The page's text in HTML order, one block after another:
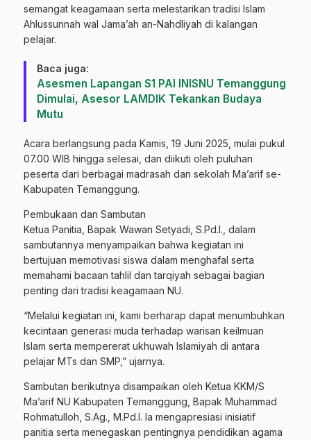
semangat keagamaan serta melestarikan tradisi Islam
Ahlussunnah wal Jama’ah an-Nahdliyah di kalangan
pelajar.
Baca juga:
Asesmen Lapangan S1 PAI INISNU Temanggung
Dimulai, Asesor LAMDIK Tekankan Budaya
Mutu
Acara berlangsung pada Kamis, 19 Juni 2025, mulai pukul
07.00 WIB hingga selesai, dan diikuti oleh puluhan
peserta dari berbagai madrasah dan sekolah Ma’arif se-
Kabupaten Temanggung.
Pembukaan dan Sambutan
Ketua Panitia, Bapak Wawan Setyadi, S.Pd.I., dalam
sambutannya menyampaikan bahwa kegiatan ini
bertujuan memotivasi siswa dalam menghafal serta
memahami bacaan tahlil dan tarqiyah sebagai bagian
penting dari tradisi keagamaan NU.
“Melalui kegiatan ini, kami berharap dapat menumbuhkan
kecintaan generasi muda terhadap warisan keilmuan
Islam serta mempererat ukhuwah Islamiyah di antara
pelajar MTs dan SMP,” ujarnya.
Sambutan berikutnya disampaikan oleh Ketua KKM/S
Ma’arif NU Kabupaten Temanggung, Bapak Muhammad
Rohmatulloh, S.Ag., M.Pd.I. Ia mengapresiasi inisiatif
panitia serta menegaskan pentingnya pendidikan agama